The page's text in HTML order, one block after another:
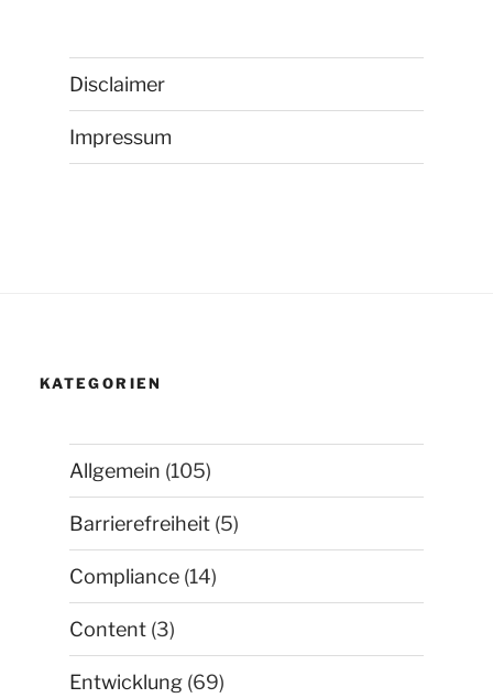
Disclaimer
Impressum
KATEGORIEN
Allgemein (105)
Barrierefreiheit (5)
Compliance (14)
Content (3)
Entwicklung (69)